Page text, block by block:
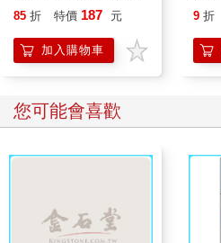
量)
85 折 特價 187 元
加入購物車
9 折
您可能會喜歡